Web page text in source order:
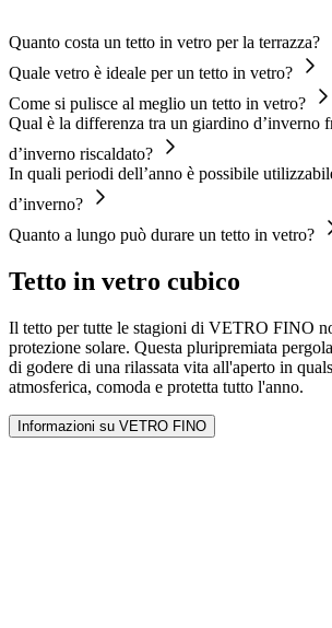
Quanto costa un tetto in vetro per la terrazza?
Quale vetro è ideale per un tetto in vetro?
Come si pulisce al meglio un tetto in vetro?
Qual è la differenza tra un giardino d’inverno
d’inverno riscaldato?
In quali periodi dell’anno è possibile
d’inverno?
Quanto a lungo può durare un tetto in vetro?
Tetto in vetro cubico
Il tetto per tutte le stagioni di VETRO FINO
protezione solare. Questa pluripremiata
di godere di una rilassata vita all'aperto in
atmosferica, comoda e protetta tutto l'anno.
Informazioni su VETRO FINO